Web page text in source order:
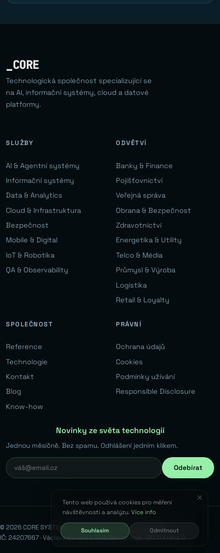
_CORE
Technologická společnost specializující se
na AI, informační systémy, cloud a datové
platformy.
SLUŽBY
AI & Agentní systémy
Informační systémy
Data & Analytics
Cloud & Infrastruktura
Bezpečnost
Mobile & Digital
IoT & Robotika
QA & Observability
ODVĚTVÍ
Banky & Finance
Pojišťovnictví
Veřejná správa
Obrana & Bezpečnost
Zdravotnictví
Energetika & Utility
Telco & Média
Průmysl & Výroba
Logistika
Retail & Loyalty
SPOLEČNOST
Reference
Technologie
Kontakt
Blog
Know-how
PRÁVNÍ
Ochrana údajů
Cookies
Podmínky užívání
Responsible Disclosure
Novinky ze světa technologií
Jednou měsíčně. Bez spamu. Odhlášení jedním klikem.
Odebírat
© 2026 CORE SYSTEMS s.r.o. Všechna práva vyhrazena.
IČ: 24207667 · Václava Kovaříka 383, Běchovice, 190 11 Praha 9
✕
Tento web používá cookies pro měření
návštěvnosti a analýzu.Více info
Souhlasím Odmítnout